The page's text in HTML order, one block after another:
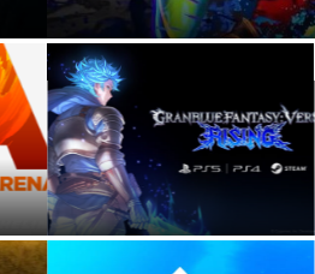
Perfect Parry
Redbull Kumite 2023
(Résultats et Vidéos) #2